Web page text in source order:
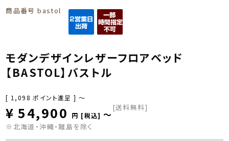
商品番号 bastol
モダンデザインレザーフロアベッド
【BASTOL】バストル
[ 1,098 ポイント進呈 ] 〜
¥ 54,900 税込 〜
[送料無料]
※北海道・沖縄・離島を除く